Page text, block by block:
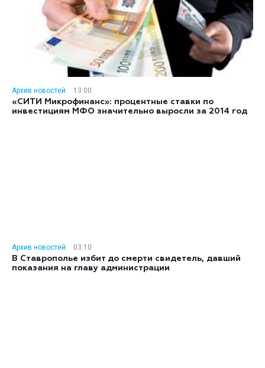
Архив новостей
13:00
«СИТИ Микрофинанс»: процентные ставки по
инвестициям МФО значительно выросли за 2014 год
Архив новостей
03:10
В Ставрополье избит до смерти свидетель, давший
показания на главу администрации